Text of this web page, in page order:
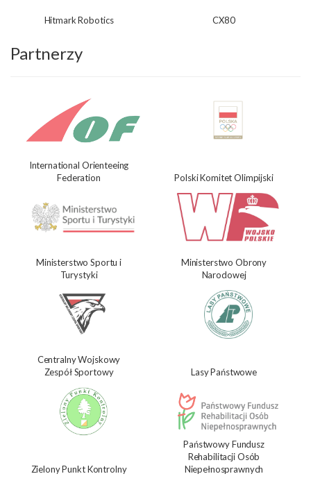
Hitmark Robotics CX80
Partnerzy
International Orienteeing
Federation
Polski Komitet Olimpijski
Ministerstwo Sportu i
Turystyki
Ministerstwo Obrony
Narodowej
Centralny Wojskowy
Zespół Sportowy
Lasy Państwowe
Zielony Punkt Kontrolny
Państwowy Fundusz
Rehabilitacji Osób
Niepełnosprawnych